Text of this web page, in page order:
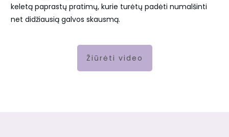
keletą paprastų pratimų, kurie turėtų padėti numalšinti
net didžiausią galvos skausmą.
Žiūrėti video